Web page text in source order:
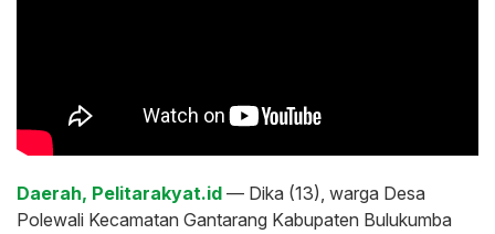
Daerah, Pelitarakyat.id — Dika (13), warga Desa
Polewali Kecamatan Gantarang Kabupaten Bulukumba